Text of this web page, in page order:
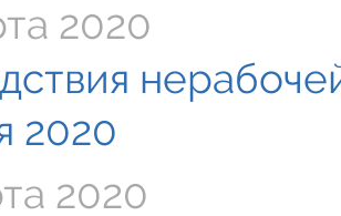
2020
2020
2020